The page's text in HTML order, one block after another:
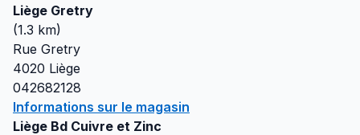
Liège Gretry
(1.3 km)
Rue Gretry
4020 Liège
042682128
Informations sur le magasin
Liège Bd Cuivre et Zinc